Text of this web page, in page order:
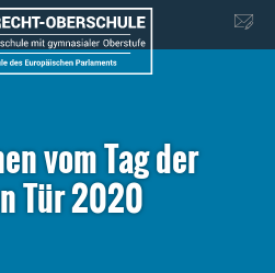
vom Tag der
Tür 2020